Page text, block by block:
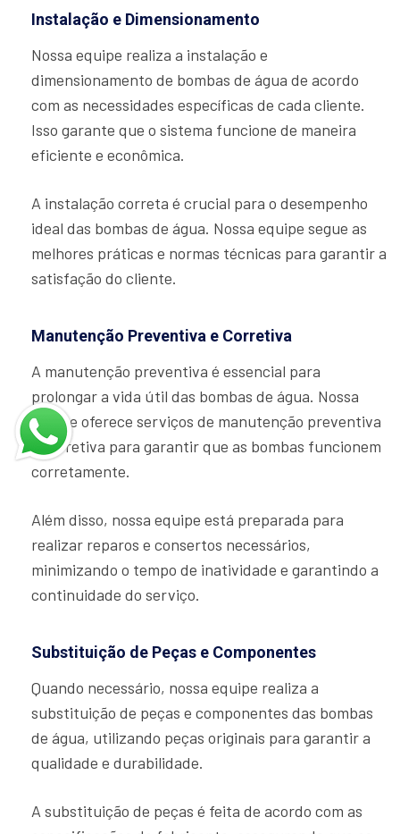
Instalação e Dimensionamento
Nossa equipe realiza a instalação e
dimensionamento de bombas de água de acordo
com as necessidades específicas de cada cliente.
Isso garante que o sistema funcione de maneira
eficiente e econômica.
A instalação correta é crucial para o desempenho
ideal das bombas de água. Nossa equipe segue as
melhores práticas e normas técnicas para garantir a
satisfação do cliente.
Manutenção Preventiva e Corretiva
A manutenção preventiva é essencial para
prolongar a vida útil das bombas de água. Nossa
equipe oferece serviços de manutenção preventiva
e corretiva para garantir que as bombas funcionem
corretamente.
Além disso, nossa equipe está preparada para
realizar reparos e consertos necessários,
minimizando o tempo de inatividade e garantindo a
continuidade do serviço.
Substituição de Peças e Componentes
Quando necessário, nossa equipe realiza a
substituição de peças e componentes das bombas
de água, utilizando peças originais para garantir a
qualidade e durabilidade.
A substituição de peças é feita de acordo com as